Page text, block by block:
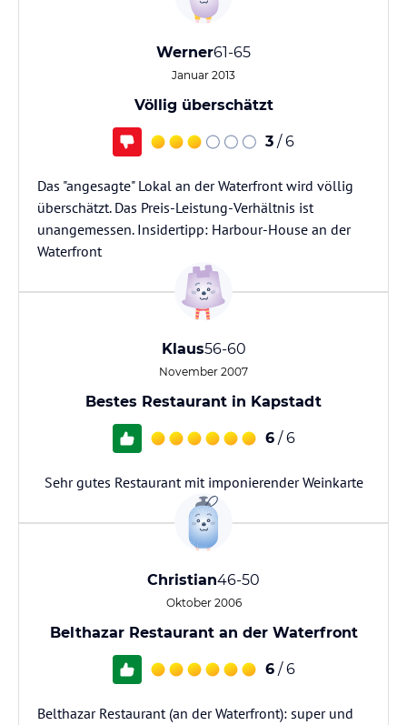
Werner61-65
Januar 2013
Völlig überschätzt
3 / 6
Das "angesagte" Lokal an der Waterfront wird völlig
überschätzt. Das Preis-Leistung-Verhältnis ist
unangemessen. Insidertipp: Harbour-House an der
Waterfront
Klaus56-60
November 2007
Bestes Restaurant in Kapstadt
6 / 6
Sehr gutes Restaurant mit imponierender Weinkarte
Christian46-50
Oktober 2006
Belthazar Restaurant an der Waterfront
6 / 6
Belthazar Restaurant (an der Waterfront): super und